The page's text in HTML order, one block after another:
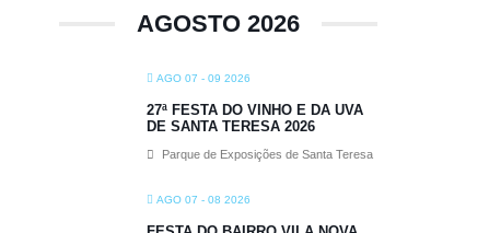
AGOSTO 2026
AGO 07 - 09 2026
27ª FESTA DO VINHO E DA UVA
DE SANTA TERESA 2026
Parque de Exposições de Santa Teresa
AGO 07 - 08 2026